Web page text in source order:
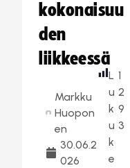
kokonaisuu
den
liikkeessä
Markku
Huopon
en
30.06.2
026
L
u
k
u
k
e
1
2
9
3